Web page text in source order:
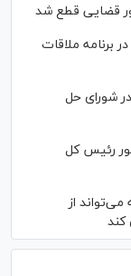
شهروندان در برنامه ملاقات
۱۰۰ درصدی در شورای حل
حضور رئیس کل
از
کند